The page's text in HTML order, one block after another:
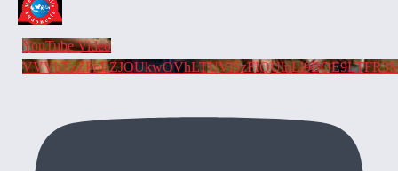
YouTube Video